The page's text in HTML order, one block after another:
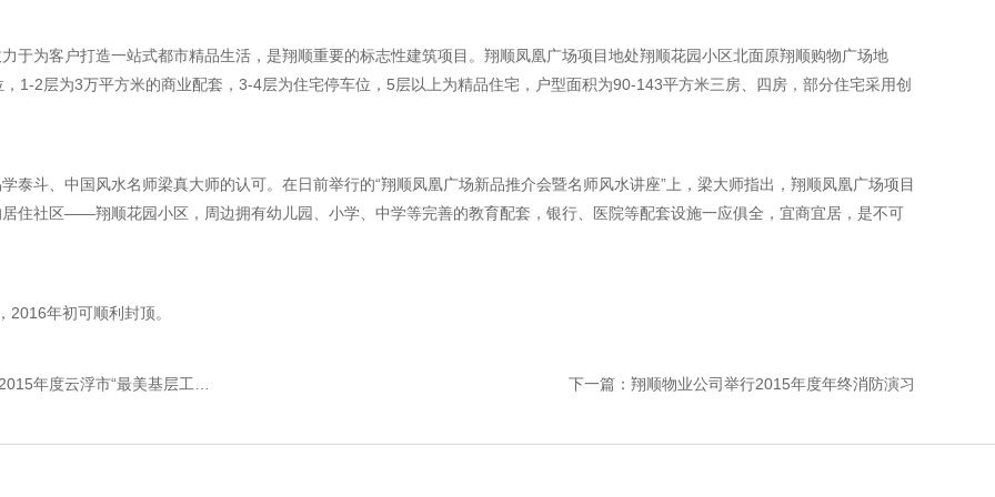
于为客户打造一站式都市精品生活，是翔顺重要的标志性建筑项目。翔顺凤凰广场项目地处翔顺花园小区北面原翔顺购物广场地
1-2层为3万平方米的商业配套，3-4层为住宅停车位，5层以上为精品住宅，户型面积为90-143平方米三房、四房，部分住宅采用创
泰斗、中国风水名师梁真大师的认可。在日前举行的“翔顺凤凰广场新品推介会暨名师风水讲座”上，梁大师指出，翔顺凤凰广场项目
住社区——翔顺花园小区，周边拥有幼儿园、小学、中学等完善的教育配套，银行、医院等配套设施一应俱全，宜商宜居，是不可
年初可顺利封顶。
上一篇：集团工会荣评“全国模范职工之家”称号，傅国素荣膺2015年度云浮市“最美基层工会干部” 下一篇：翔顺物业公司举行2015年度年终消防演习